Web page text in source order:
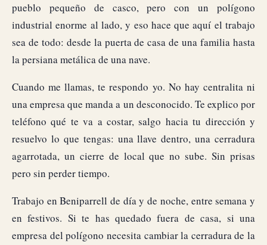
pueblo pequeño de casco, pero con un polígono
industrial enorme al lado, y eso hace que aquí el trabajo
sea de todo: desde la puerta de casa de una familia hasta
la persiana metálica de una nave.
Cuando me llamas, te respondo yo. No hay centralita ni
una empresa que manda a un desconocido. Te explico por
teléfono qué te va a costar, salgo hacia tu dirección y
resuelvo lo que tengas: una llave dentro, una cerradura
agarrotada, un cierre de local que no sube. Sin prisas
pero sin perder tiempo.
Trabajo en Beniparrell de día y de noche, entre semana y
en festivos. Si te has quedado fuera de casa, si una
empresa del polígono necesita cambiar la cerradura de la